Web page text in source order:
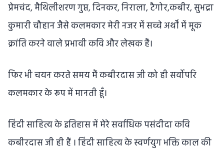
प्रेमचंद, मैथिलीशरण गुप्त, दिनकर, निराला, टैगोर,कबीर, सुभद्रा
कुमारी चौहान जैसे कलमकार मेरी नजर में सच्चे अर्थों में मूक
क्रांति करने वाले प्रभावी कवि और लेखक हैं।
फिर भी चयन करते समय मैं कबीरदास जी को ही सर्वोपरि
कलमकार के रूप में मानती हूँ।
हिंदी साहित्य के इतिहास में मेरे सर्वाधिक पसंदीदा कवि
कबीरदास जी ही हैं । हिंदी साहित्य के स्वर्णयुग भक्ति काल की